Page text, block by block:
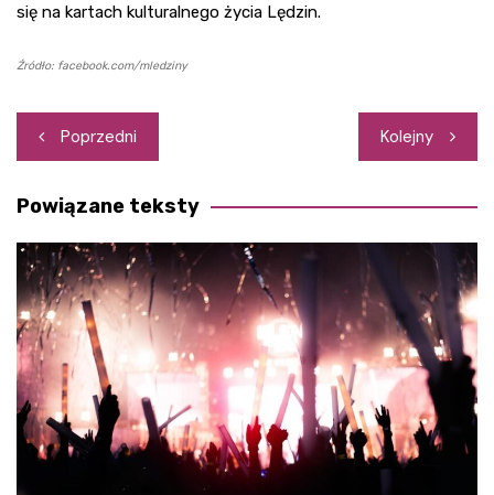
się na kartach kulturalnego życia Lędzin.
Źródło: facebook.com/mledziny
Nawigacja
wpisu
Poprzedni Kolejny
Powiązane teksty